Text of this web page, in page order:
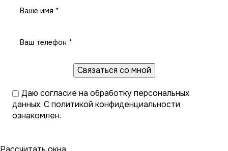
Даю согласие на обработку персональных
данных. Сполитикой конфиденциальности
ознакомлен.